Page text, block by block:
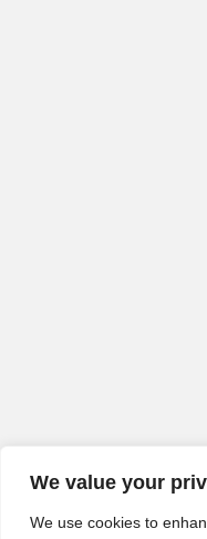
We value your
We use cookies to